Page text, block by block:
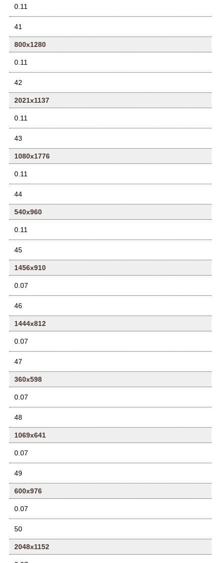
0.11
41
800x1280
0.11
42
2021x1137
0.11
43
1080x1776
0.11
44
540x960
0.11
45
1456x910
0.07
46
1444x812
0.07
47
360x598
0.07
48
1069x641
0.07
49
600x976
0.07
50
2048x1152